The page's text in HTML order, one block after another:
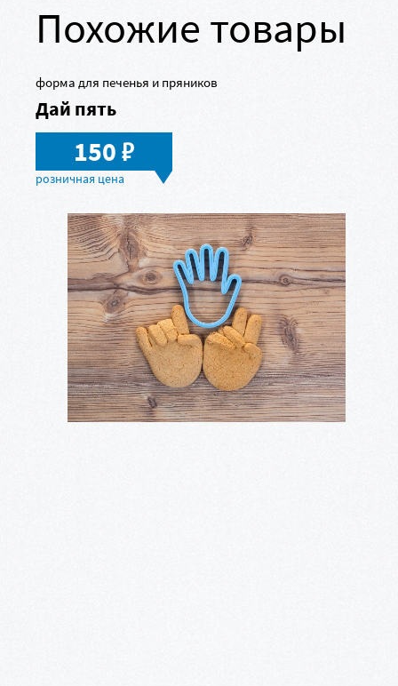
Похожие товары
форма для печенья и пряников
Дай пять
150в